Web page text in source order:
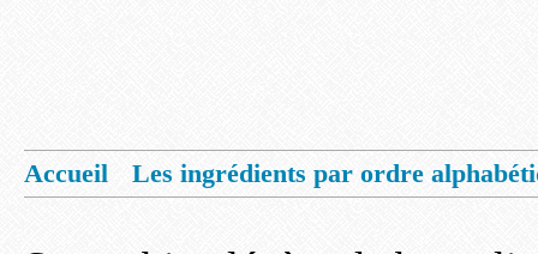
Accueil
Les ingrédients par ordre